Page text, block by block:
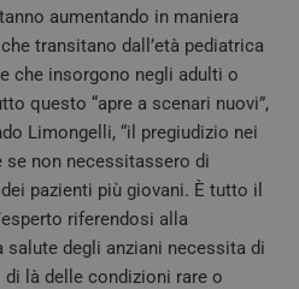
aumentando in maniera
transitano dall’età pediatrica
che insorgono negli adulti o
questo “apre a scenari nuovi”,
Limongelli, “il pregiudizio nei
non necessitassero di
pazienti più giovani. È tutto il
riferendosi alla
degli anziani necessita di
là delle condizioni rare o